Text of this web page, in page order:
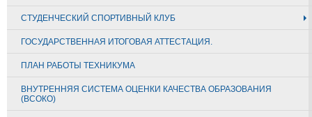
СТУДЕНЧЕСКИЙ СПОРТИВНЫЙ КЛУБ
ГОСУДАРСТВЕННАЯ ИТОГОВАЯ АТТЕСТАЦИЯ.
ПЛАН РАБОТЫ ТЕХНИКУМА
ВНУТРЕННЯЯ СИСТЕМА ОЦЕНКИ КАЧЕСТВА ОБРАЗОВАНИЯ
(ВСОКО)